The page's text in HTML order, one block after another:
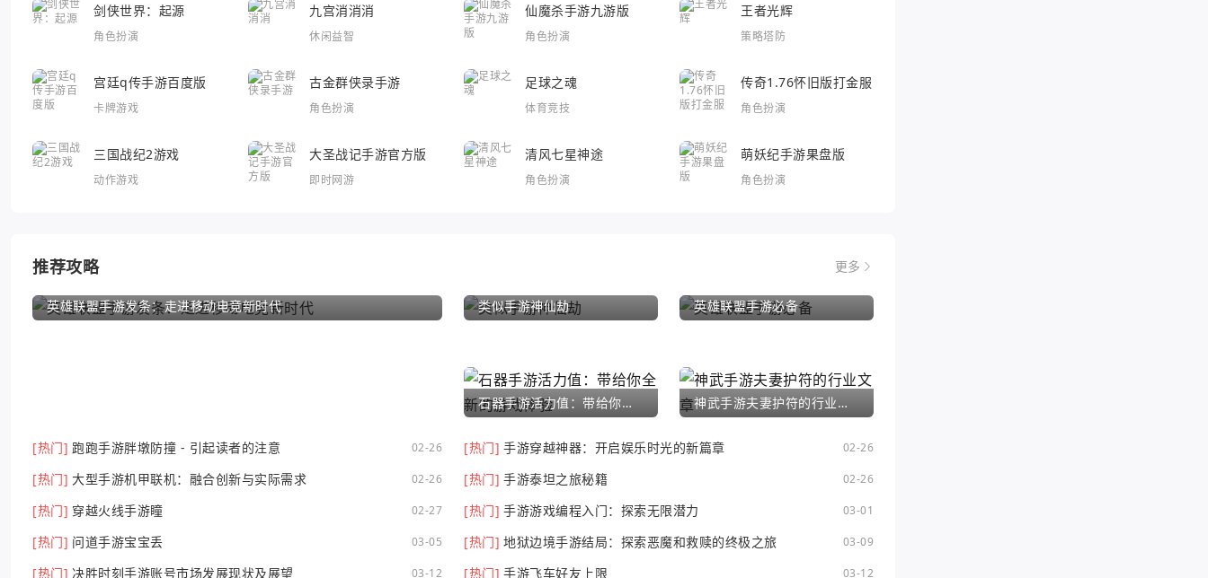
剑侠世界：起源
角色扮演
九宫消消消
休闲益智
仙魔杀手游九游版
角色扮演
王者光辉
策略塔防
宫廷q传手游百度版
卡牌游戏
古金群侠录手游
角色扮演
足球之魂
体育竞技
传奇1.76怀旧版打金服
角色扮演
三国战纪2游戏
动作游戏
大圣战记手游官方版
即时网游
清风七星神途
角色扮演
萌妖纪手游果盘版
角色扮演
推荐攻略 更多
英雄联盟手游发条：走进移动电竞新时代 类似手游神仙劫 英雄联盟手游必备
石器手游活力值：带给你全新的游戏体验 神武手游夫妻护符的行业文章
[热门] 跑跑手游胖墩防撞 - 引起读者的注意 02-26 [热门] 手游穿越神器：开启娱乐时光的新篇章 02-26
[热门] 大型手游机甲联机：融合创新与实际需求 02-26 [热门] 手游泰坦之旅秘籍 02-26
[热门] 穿越火线手游瞳 02-27 [热门] 手游游戏编程入门：探索无限潜力 03-01
[热门] 问道手游宝宝丢 03-05 [热门] 地狱边境手游结局：探索恶魔和救赎的终极之旅 03-09
[热门] 决胜时刻手游账号市场发展现状及展望 03-12 [热门] 手游飞车好友上限 03-12